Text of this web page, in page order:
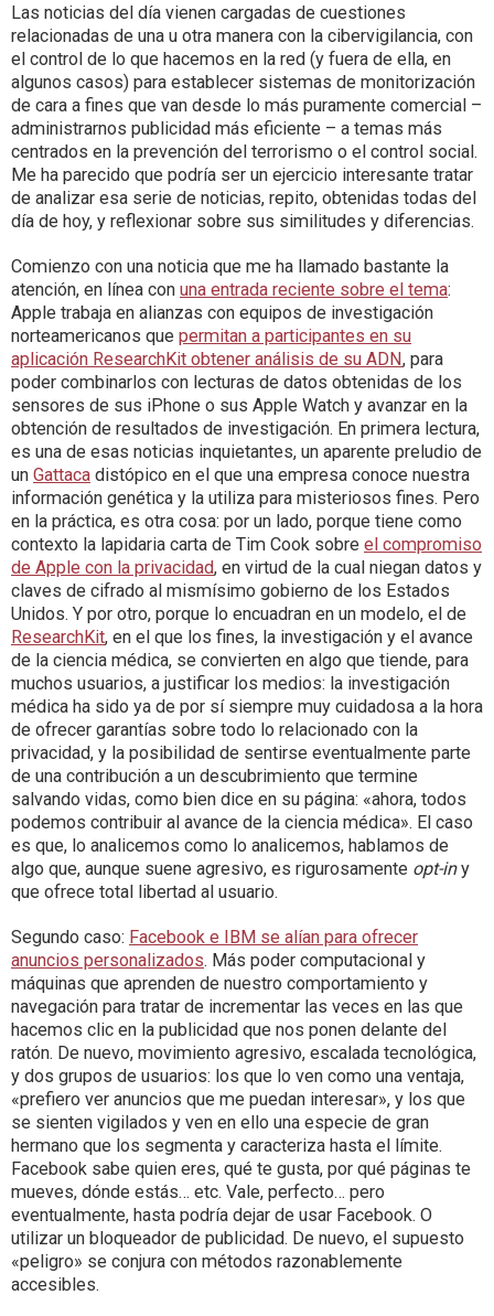
Las noticias del día vienen cargadas de cuestiones
relacionadas de una u otra manera con la cibervigilancia, con
el control de lo que hacemos en la red (y fuera de ella, en
algunos casos) para establecer sistemas de monitorización
de cara a fines que van desde lo más puramente comercial –
administrarnos publicidad más eficiente – a temas más
centrados en la prevención del terrorismo o el control social.
Me ha parecido que podría ser un ejercicio interesante tratar
de analizar esa serie de noticias, repito, obtenidas todas del
día de hoy, y reflexionar sobre sus similitudes y diferencias.
Comienzo con una noticia que me ha llamado bastante la
atención, en línea con una entrada reciente sobre el tema:
Apple trabaja en alianzas con equipos de investigación
norteamericanos que permitan a participantes en su
aplicación ResearchKit obtener análisis de su ADN, para
poder combinarlos con lecturas de datos obtenidas de los
sensores de sus iPhone o sus Apple Watch y avanzar en la
obtención de resultados de investigación. En primera lectura,
es una de esas noticias inquietantes, un aparente preludio de
un Gattaca distópico en el que una empresa conoce nuestra
información genética y la utiliza para misteriosos fines. Pero
en la práctica, es otra cosa: por un lado, porque tiene como
contexto la lapidaria carta de Tim Cook sobre el compromiso
de Apple con la privacidad, en virtud de la cual niegan datos y
claves de cifrado al mismísimo gobierno de los Estados
Unidos. Y por otro, porque lo encuadran en un modelo, el de
ResearchKit, en el que los fines, la investigación y el avance
de la ciencia médica, se convierten en algo que tiende, para
muchos usuarios, a justificar los medios: la investigación
médica ha sido ya de por sí siempre muy cuidadosa a la hora
de ofrecer garantías sobre todo lo relacionado con la
privacidad, y la posibilidad de sentirse eventualmente parte
de una contribución a un descubrimiento que termine
salvando vidas, como bien dice en su página: «ahora, todos
podemos contribuir al avance de la ciencia médica». El caso
es que, lo analicemos como lo analicemos, hablamos de
algo que, aunque suene agresivo, es rigurosamente opt-iny
que ofrece total libertad al usuario.
Segundo caso: Facebook e IBM se alían para ofrecer
anuncios personalizados. Más poder computacional y
máquinas que aprenden de nuestro comportamiento y
navegación para tratar de incrementar las veces en las que
hacemos clic en la publicidad que nos ponen delante del
ratón. De nuevo, movimiento agresivo, escalada tecnológica,
y dos grupos de usuarios: los que lo ven como una ventaja,
«prefiero ver anuncios que me puedan interesar», y los que
se sienten vigilados y ven en ello una especie de gran
hermano que los segmenta y caracteriza hasta el límite.
Facebook sabe quien eres, qué te gusta, por qué páginas te
mueves, dónde estás… etc. Vale, perfecto… pero
eventualmente, hasta podría dejar de usar Facebook. O
utilizar un bloqueador de publicidad. De nuevo, el supuesto
«peligro» se conjura con métodos razonablemente
accesibles.